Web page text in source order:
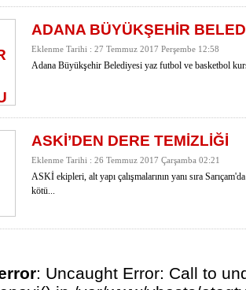
ADANA BÜYÜKŞEHİR
Eklenme Tarihi : 27 Temmuz 2017 Perşembe 12:58
Adana Büyükşehir Belediyesi yaz futbol ve basketbol
ASKİ’DEN DERE TEMİZLİĞİ
Eklenme Tarihi : 26 Temmuz 2017 Çarşamba 02:21
ASKİ ekipleri, alt yapı çalışmalarının yanı sıra
kötü...
: Uncaught Error: Call to